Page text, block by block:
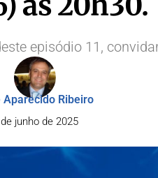
episódio 11,
Aparecido Ribeiro
junho de 2025